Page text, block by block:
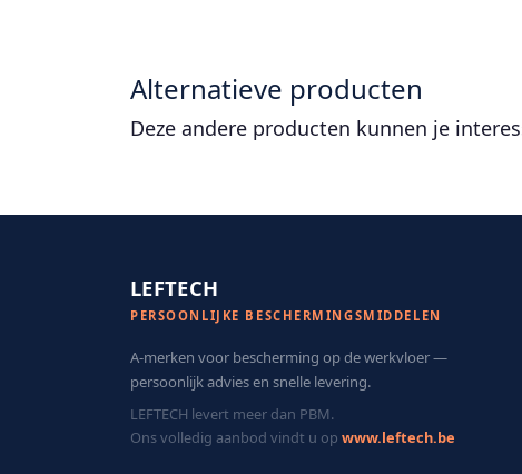
Alternatieve producten
Deze andere producten kunnen je
LEFTECH
PERSOONLIJKE BESCHERMINGSMIDDELEN
A-merken voor bescherming op de werkvloer —
persoonlijk advies en snelle levering.
LEFTECH levert meer dan PBM.
Ons volledig aanbod vindt u op www.leftech.be